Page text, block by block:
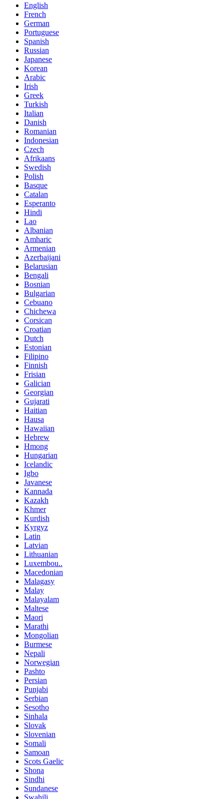
English
French
German
Portuguese
Spanish
Russian
Japanese
Korean
Arabic
Irish
Greek
Turkish
Italian
Danish
Romanian
Indonesian
Czech
Afrikaans
Swedish
Polish
Basque
Catalan
Esperanto
Hindi
Lao
Albanian
Amharic
Armenian
Azerbaijani
Belarusian
Bengali
Bosnian
Bulgarian
Cebuano
Chichewa
Corsican
Croatian
Dutch
Estonian
Filipino
Finnish
Frisian
Galician
Georgian
Gujarati
Haitian
Hausa
Hawaiian
Hebrew
Hmong
Hungarian
Icelandic
Igbo
Javanese
Kannada
Kazakh
Khmer
Kurdish
Kyrgyz
Latin
Latvian
Lithuanian
Luxembou..
Macedonian
Malagasy
Malay
Malayalam
Maltese
Maori
Marathi
Mongolian
Burmese
Nepali
Norwegian
Pashto
Persian
Punjabi
Serbian
Sesotho
Sinhala
Slovak
Slovenian
Somali
Samoan
Scots Gaelic
Shona
Sindhi
Sundanese
Swahili